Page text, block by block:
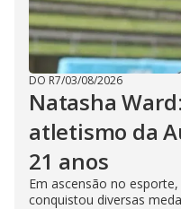
DO R7/03/08/2026
Natasha
atletismo da
21 anos
Em ascensão no
conquistou diversas